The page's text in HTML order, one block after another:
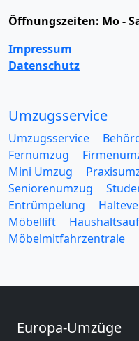
Öffnungszeiten: Mo -
Impressum
Datenschutz
Umzugsservice
Umzugsservice
Fernumzug
Mini Umzug
Seniorenumzug
Entrümpelung
Möbellift
Möbelmitfahrzentrale
Europa-Umzüge